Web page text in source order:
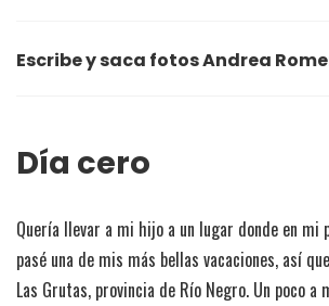
Escribe y saca fotos Andrea
Día cero
Quería llevar a mi hijo a un lugar donde en mi
pasé una de mis más bellas vacaciones, así
Las Grutas, provincia de Río Negro. Un poco